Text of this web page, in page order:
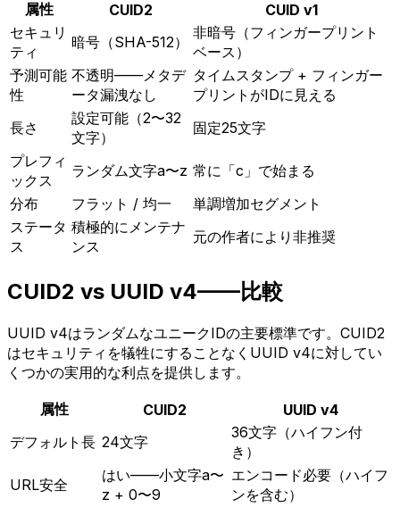
属性 CUID2
CUID v1
セキュリ
ティ
暗号（SHA-512）
非暗号（フィンガープリント
ベース）
予測可能
性
不透明——メタデ
ータ漏洩なし
タイムスタンプ + フィンガー
プリントがIDに見える
長さ
設定可能（2〜32
文字）
固定25文字
プレフィ
ックス
ランダム文字a〜z 常に「c」で始まる
分布
フラット / 均一
単調増加セグメント
ステータ
ス
積極的にメンテナ
ンス
元の作者により非推奨
CUID2 vs UUID v4——比較
UUID v4はランダムなユニークIDの主要標準です。CUID2
はセキュリティを犠牲にすることなくUUID v4に対してい
くつかの実用的な利点を提供します。
属性 CUID2
UUID v4
デフォルト長 24文字
36文字（ハイフン付
き）
URL安全
はい——小文字a〜
z + 0〜9
エンコード必要（ハイフ
ンを含む）